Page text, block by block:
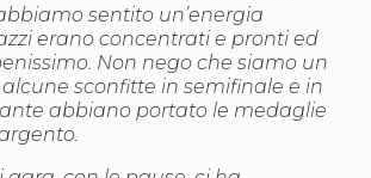
Cerca
Contatti
News
Cookies Accept
Newsletter
Catalogo formativo
Webinar
sentito un’energia
erano concentrati e pronti ed
Non nego che siamo un
alcune sconfitte in semifinale e in
abbiano portato le medaglie